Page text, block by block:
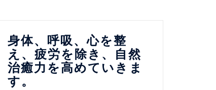
身体、呼吸、心を整
え、疲労を除き、自然
治癒力を高めていきま
す。